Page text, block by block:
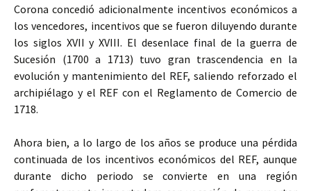
Corona concedió adicionalmente incentivos económicos a
los vencedores, incentivos que se fueron diluyendo durante
los siglos XVII y XVIII. El desenlace final de la guerra de
Sucesión (1700 a 1713) tuvo gran trascendencia en la
evolución y mantenimiento del REF, saliendo reforzado el
archipiélago y el REF con el Reglamento de Comercio de
1718.
Ahora bien, a lo largo de los años se produce una pérdida
continuada de los incentivos económicos del REF, aunque
durante dicho periodo se convierte en una región